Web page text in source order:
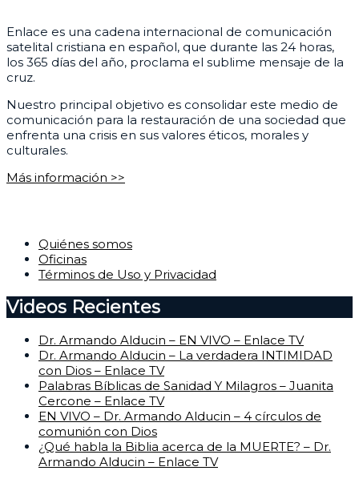
Enlace es una cadena internacional de comunicación
satelital cristiana en español, que durante las 24 horas,
los 365 días del año, proclama el sublime mensaje de la
cruz.
Nuestro principal objetivo es consolidar este medio de
comunicación para la restauración de una sociedad que
enfrenta una crisis en sus valores éticos, morales y
culturales.
Más información >>
Quiénes somos
Oficinas
Términos de Uso y Privacidad
Videos Recientes
Dr. Armando Alducin – EN VIVO – Enlace TV
Dr. Armando Alducin – La verdadera INTIMIDAD
con Dios – Enlace TV
Palabras Bíblicas de Sanidad Y Milagros – Juanita
Cercone – Enlace TV
EN VIVO – Dr. Armando Alducin – 4 círculos de
comunión con Dios
¿Qué habla la Biblia acerca de la MUERTE? – Dr.
Armando Alducin – Enlace TV